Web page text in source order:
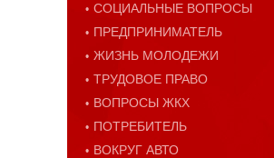
СОЦИАЛЬНЫЕ ВОПРОСЫ
ПРЕДПРИНИМАТЕЛЬ
ЖИЗНЬ МОЛОДЕЖИ
ТРУДОВОЕ ПРАВО
ВОПРОСЫ ЖКХ
ПОТРЕБИТЕЛЬ
ВОКРУГ АВТО